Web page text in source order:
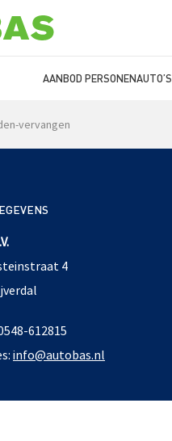
AANBOD PERSONENAUTO’S
vervangen
4
612815
info@autobas.nl